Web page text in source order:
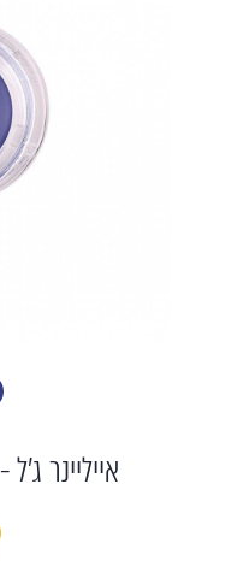
אייליינר